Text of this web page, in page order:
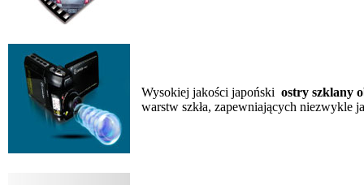
Wysokiej jakości japoński ostry szklany
warstw szkła, zapewniających niezwykle